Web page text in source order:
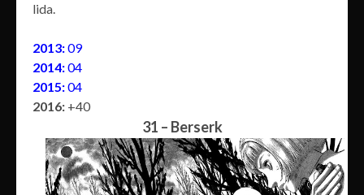
lida.
2013:09
2014:04
2015:04
2016: +40
31 – Berserk